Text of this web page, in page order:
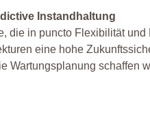
Instandhaltung
die in puncto Flexibilität
eine hohe
Wartungsplanung schaffen